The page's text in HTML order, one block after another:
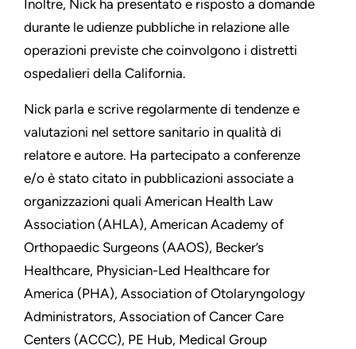
Inoltre, Nick ha presentato e risposto a domande
durante le udienze pubbliche in relazione alle
operazioni previste che coinvolgono i distretti
ospedalieri della California.
Nick parla e scrive regolarmente di tendenze e
valutazioni nel settore sanitario in qualità di
relatore e autore. Ha partecipato a conferenze
e/o è stato citato in pubblicazioni associate a
organizzazioni quali American Health Law
Association (AHLA), American Academy of
Orthopaedic Surgeons (AAOS), Becker’s
Healthcare, Physician-Led Healthcare for
America (PHA), Association of Otolaryngology
Administrators, Association of Cancer Care
Centers (ACCC), PE Hub, Medical Group